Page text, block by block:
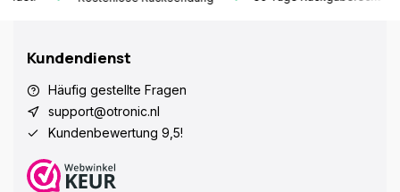
Kundendienst
Häufig gestellte Fragen
support@otronic.nl
Kundenbewertung 9,5!